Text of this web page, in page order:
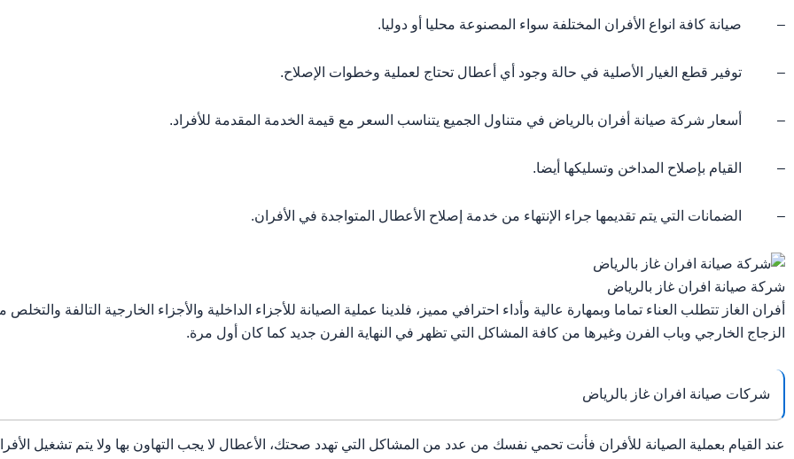
– صيانة كافة انواع الأفران المختلفة سواء المصنوعة محليا أو دوليا.
– توفير قطع الغيار الأصلية في حالة وجود أي أعطال تحتاج لعملية وخطوات الإصلاح.
– أسعار شركة صيانة أفران بالرياض في متناول الجميع يتناسب السعر مع قيمة الخدمة المقدمة للأفراد.
– القيام بإصلاح المداخن وتسليكها أيضا.
– الضمانات التي يتم تقديمها جراء الإنتهاء من خدمة إصلاح الأعطال المتواجدة في الأفران.
شركة صيانة افران غاز بالرياض
أفران الغاز تتطلب العناء تماما وبمهارة عالية وأداء احترافي مميز، فلدينا عملية الصيانة للأجزاء الداخلية والأجزاء الخارجية التالفة
الزجاج الخارجي وباب الفرن وغيرها من كافة المشاكل التي تظهر في النهاية الفرن جديد كما كان أول مرة.
شركات صيانة افران غاز بالرياض
عند القيام بعملية الصيانة للأفران فأنت تحمي نفسك من عدد من المشاكل التي تهدد صحتك، الأعطال لا يجب التهاون بها ولا يتم تشغيل